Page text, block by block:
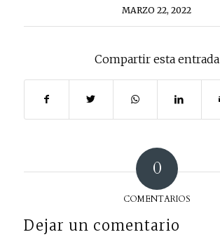
MARZO 22, 2022
Compartir esta entrada
0
COMENTARIOS
Dejar un comentario